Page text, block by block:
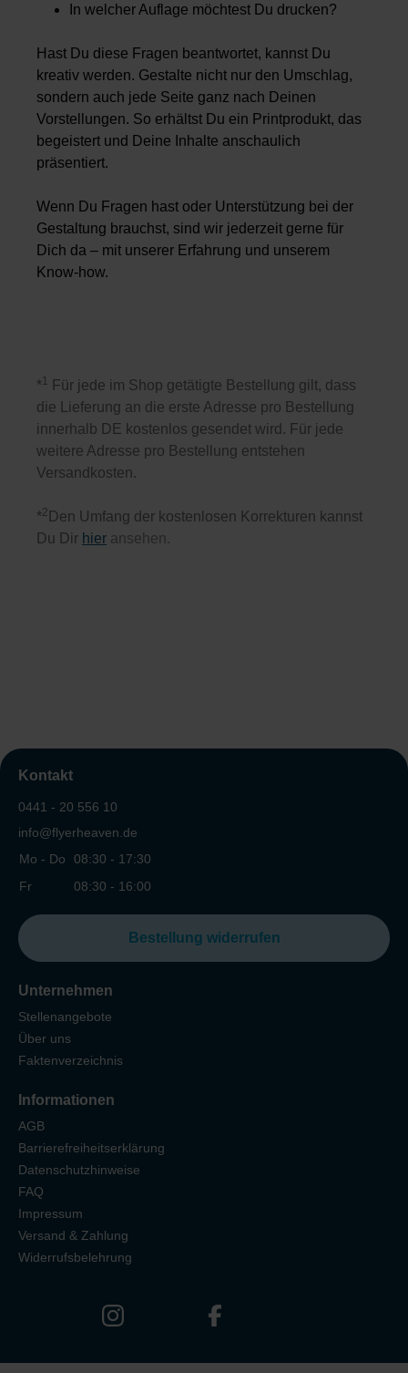
In welcher Auflage möchtest Du drucken?
Hast Du diese Fragen beantwortet, kannst Du
kreativ werden. Gestalte nicht nur den Umschlag,
sondern auch jede Seite ganz nach Deinen
Vorstellungen. So erhältst Du ein Printprodukt, das
begeistert und Deine Inhalte anschaulich
präsentiert.
Wenn Du Fragen hast oder Unterstützung bei der
Gestaltung brauchst, sind wir jederzeit gerne für
Dich da – mit unserer Erfahrung und unserem
Know-how.
*1
Für jede im Shop getätigte Bestellung gilt, dass
die Lieferung an die erste Adresse pro Bestellung
innerhalb DE kostenlos gesendet wird. Für jede
weitere Adresse pro Bestellung entstehen
Versandkosten.
*2 Den Umfang der kostenlosen Korrekturen kannst
Du Dir hier ansehen.
Kontakt
0441 - 20 556 10
info@flyerheaven.de
Mo - Do
08:30 - 17:30
Fr
08:30 - 16:00
Bestellung widerrufen
Unternehmen
Stellenangebote
Über uns
Faktenverzeichnis
Informationen
AGB
Barrierefreiheitserklärung
Datenschutzhinweise
FAQ
Impressum
Versand & Zahlung
Widerrufsbelehrung